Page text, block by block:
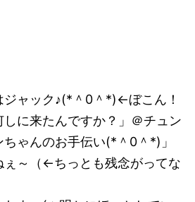
♪(*＾0＾*)←ぼこん！
しに来たんですか？」＠チュン
ちゃんのお手伝い(*＾0＾*)」
ぇ～（←ちっとも残念がってな